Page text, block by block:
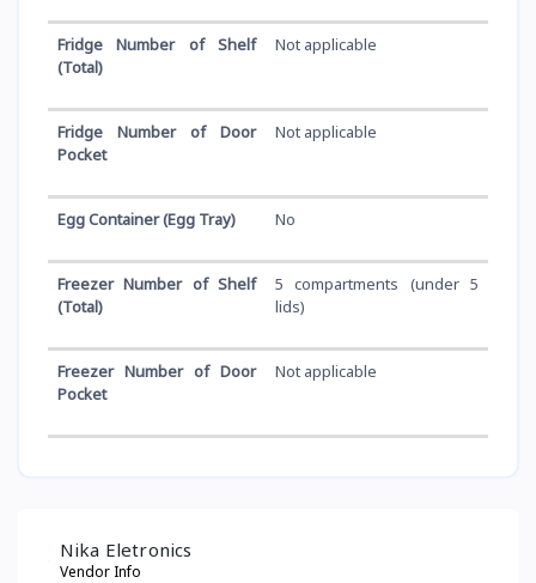
Fridge Number of Shelf
(Total)
Not applicable
Fridge Number of Door
Pocket
Not applicable
Egg Container (Egg Tray) No
Freezer Number of Shelf
(Total)
5 compartments (under 5
lids)
Freezer Number of Door
Pocket
Not applicable
Nika Eletronics
Vendor Info